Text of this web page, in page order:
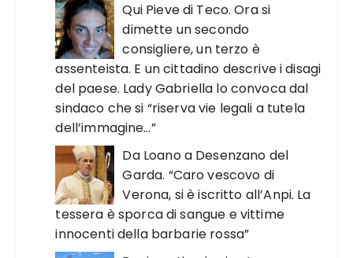
Qui Pieve di Teco. Ora si
dimette un secondo
consigliere, un terzo è
assenteista. E un cittadino descrive i disagi
del paese. Lady Gabriella lo convoca dal
sindaco che si “riserva vie legali a tutela
dell’immagine…”
Da Loano a Desenzano del
Garda. “Caro vescovo di
Verona, si è iscritto all’Anpi. La
tessera è sporca di sangue e vittime
innocenti della barbarie rossa”